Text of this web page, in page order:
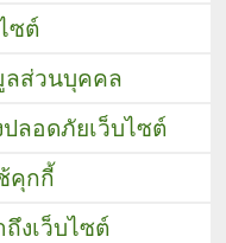
ซต์
ลส่วนบุคคล
ลอดภัยเว็บไซต์
คุกกี้
งเว็บไซต์